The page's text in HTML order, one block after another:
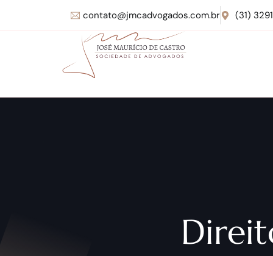
contato@jmcadvogados.com.br (31)